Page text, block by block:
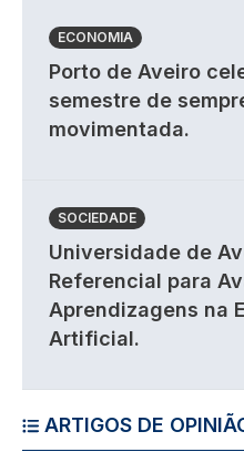
ECONOMIA
Porto de Aveiro
semestre de
movimentada.
SOCIEDADE
Universidade de
Referencial para
Aprendizagens na
Artificial.
ARTIGOS DE